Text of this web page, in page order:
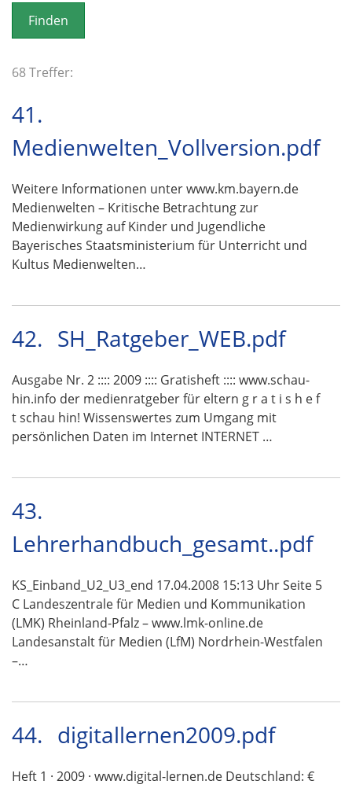
o
n
68 Treffer:
41.
Medienwelten_Vollversion.pdf
Weitere Informationen unter www.km.bayern.de
Medienwelten – Kritische Betrachtung zur
Medienwirkung auf Kinder und Jugendliche
Bayerisches Staatsministerium für Unterricht und
Kultus Medienwelten…
42. SH_Ratgeber_WEB.pdf
Ausgabe Nr. 2 :::: 2009 :::: Gratisheft :::: www.schau-
hin.info der medienratgeber für eltern g r a t i s h e f
t schau hin! Wissenswertes zum Umgang mit
persönlichen Daten im Internet INTERNET …
43.
Lehrerhandbuch_gesamt..pdf
KS_Einband_U2_U3_end 17.04.2008 15:13 Uhr Seite 5
C Landeszentrale für Medien und Kommunikation
(LMK) Rheinland-Pfalz – www.lmk-online.de
Landesanstalt für Medien (LfM) Nordrhein-Westfalen
–…
44. digitallernen2009.pdf
Heft 1 · 2009 · www.digital-lernen.de Deutschland: €